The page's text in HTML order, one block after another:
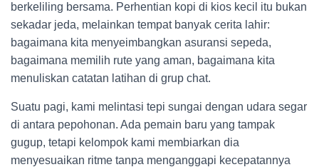
berkeliling bersama. Perhentian kopi di kios kecil itu bukan
sekadar jeda, melainkan tempat banyak cerita lahir:
bagaimana kita menyeimbangkan asuransi sepeda,
bagaimana memilih rute yang aman, bagaimana kita
menuliskan catatan latihan di grup chat.
Suatu pagi, kami melintasi tepi sungai dengan udara segar
di antara pepohonan. Ada pemain baru yang tampak
gugup, tetapi kelompok kami membiarkan dia
menyesuaikan ritme tanpa menganggapi kecepatannya